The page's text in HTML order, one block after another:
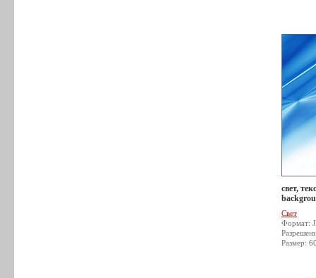
свет,
Свет
Формат:
Размер: